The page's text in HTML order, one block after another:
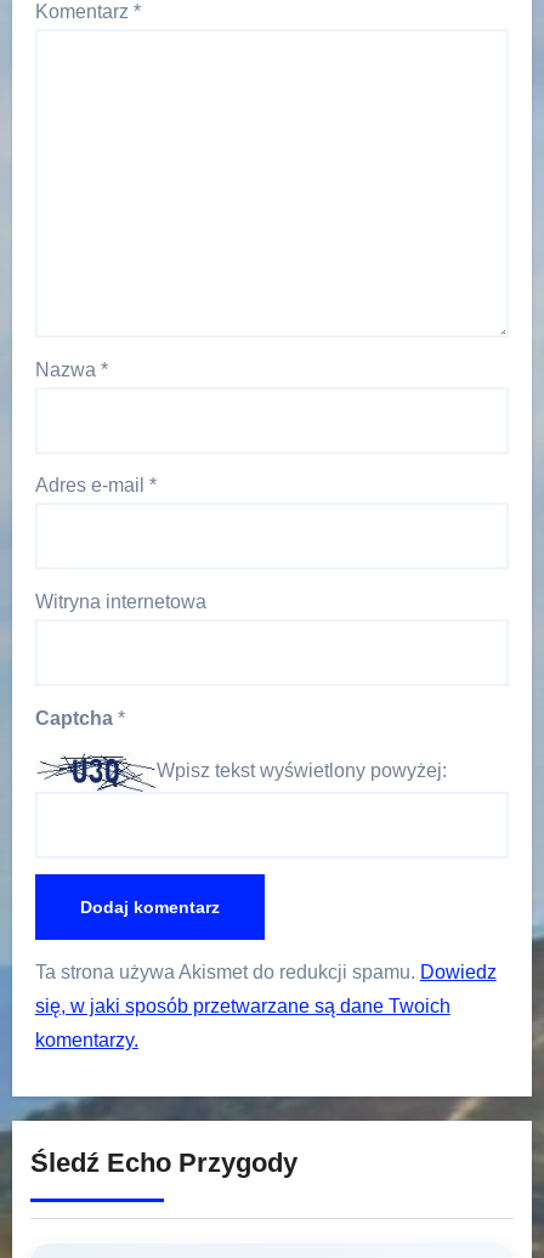
Komentarz *
Nazwa *
Adres e-mail *
Witryna internetowa
Captcha *
Wpisz tekst wyświetlony powyżej:
Ta strona używa Akismet do redukcji spamu. Dowiedz
się, w jaki sposób przetwarzane są dane Twoich
komentarzy.
Śledź Echo Przygody